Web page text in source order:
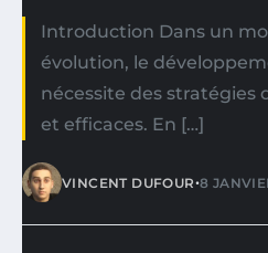
Introduction Dans un
évolution, le
nécessite des stratégies
et efficaces. En […]
VINCENT DUFOUR•8